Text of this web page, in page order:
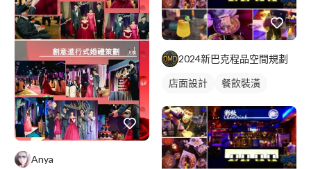
Anya
2024新巴克程品空間規劃
店面設計 餐飲裝潢